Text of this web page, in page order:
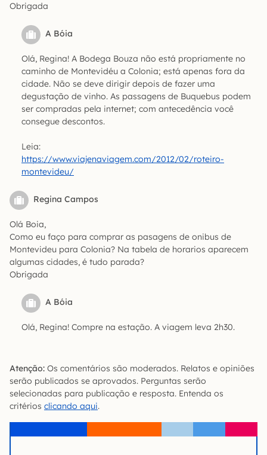
Obrigada
A Bóia
Olá, Regina! A Bodega Bouza não está propriamente no
caminho de Montevidéu a Colonia; está apenas fora da
cidade. Não se deve dirigir depois de fazer uma
degustação de vinho. As passagens de Buquebus podem
ser compradas pela internet; com antecedência você
consegue descontos.
Leia:
https://www.viajenaviagem.com/2012/02/roteiro-
montevideu/
Regina Campos
Olá Boia,
Como eu faço para comprar as pasagens de onibus de
Montevideu para Colonia? Na tabela de horarios aparecem
algumas cidades, é tudo parada?
Obrigada
A Bóia
Olá, Regina! Compre na estação. A viagem leva 2h30.
Atenção: Os comentários são moderados. Relatos e opiniões
serão publicados se aprovados. Perguntas serão
selecionadas para publicação e resposta. Entenda os
critérios clicando aqui.